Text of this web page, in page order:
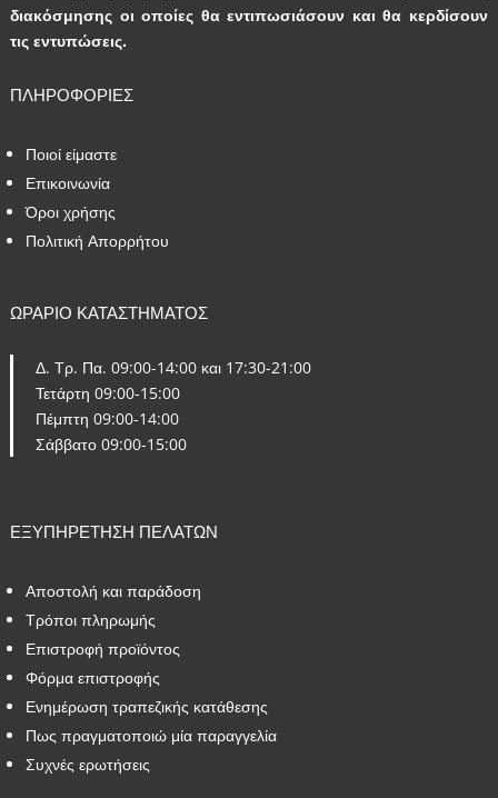
διακόσμησης οι οποίες θα εντιπωσιάσουν και θα κερδίσουν
τις εντυπώσεις.
ΠΛΗΡΟΦΟΡΙΕΣ
Ποιοί είμαστε
Επικοινωνία
Όροι χρήσης
Πολιτική Απορρήτου
ΩΡΑΡΙΟ ΚΑΤΑΣΤΗΜΑΤΟΣ
Δ. Τρ. Πα. 09:00-14:00 και 17:30-21:00
Τετάρτη 09:00-15:00
Πέμπτη 09:00-14:00
Σάββατο 09:00-15:00
ΕΞΥΠΗΡΕΤΗΣΗ ΠΕΛΑΤΩΝ
Αποστολή και παράδοση
Τρόποι πληρωμής
Επιστροφή προϊόντος
Φόρμα επιστροφής
Ενημέρωση τραπεζικής κατάθεσης
Πως πραγματοποιώ μία παραγγελία
Συχνές ερωτήσεις